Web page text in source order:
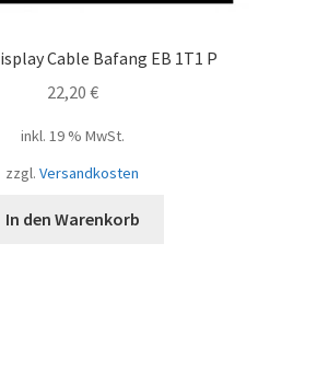
Cable Bafang EB 1T1 P
22,20 €
inkl. 19 % MwSt.
zzgl. Versandkosten
In den Warenkorb